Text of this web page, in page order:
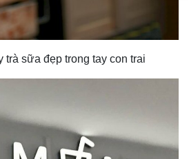
trà sữa đẹp trong tay con trai